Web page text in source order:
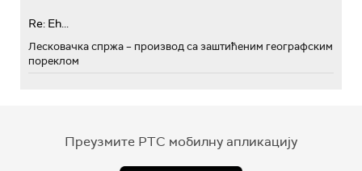
Re: Eh...
Лесковачка спржа – производ са заштићеним географским
пореклом
Преузмите РТС мобилну апликацију